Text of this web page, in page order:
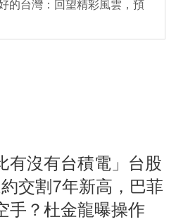
的台灣：回望精彩風雲，預
有沒有台積電」台股
交割7年新高，巴菲
手？杜金龍曝操作